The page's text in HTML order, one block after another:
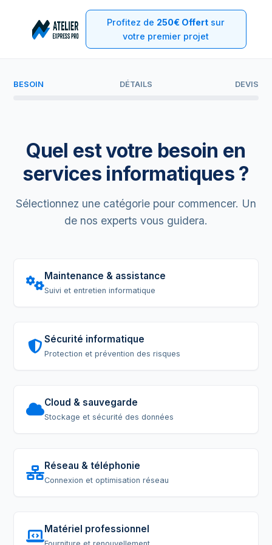
Profitez de 250€ Offert sur
votre premier projet
BESOIN DÉTAILS DEVIS
Quel est votre besoin en
services informatiques ?
Sélectionnez une catégorie pour commencer. Un
de nos experts vous guidera.
Maintenance & assistance
Suivi et entretien informatique
Sécurité informatique
Protection et prévention des risques
Cloud & sauvegarde
Stockage et sécurité des données
Réseau & téléphonie
Connexion et optimisation réseau
Matériel professionnel